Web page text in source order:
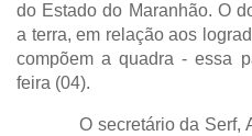
do Estado do Maranhão. O
a terra, em relação aos
compõem a quadra - essa
feira (04).
O secretário da Serf,